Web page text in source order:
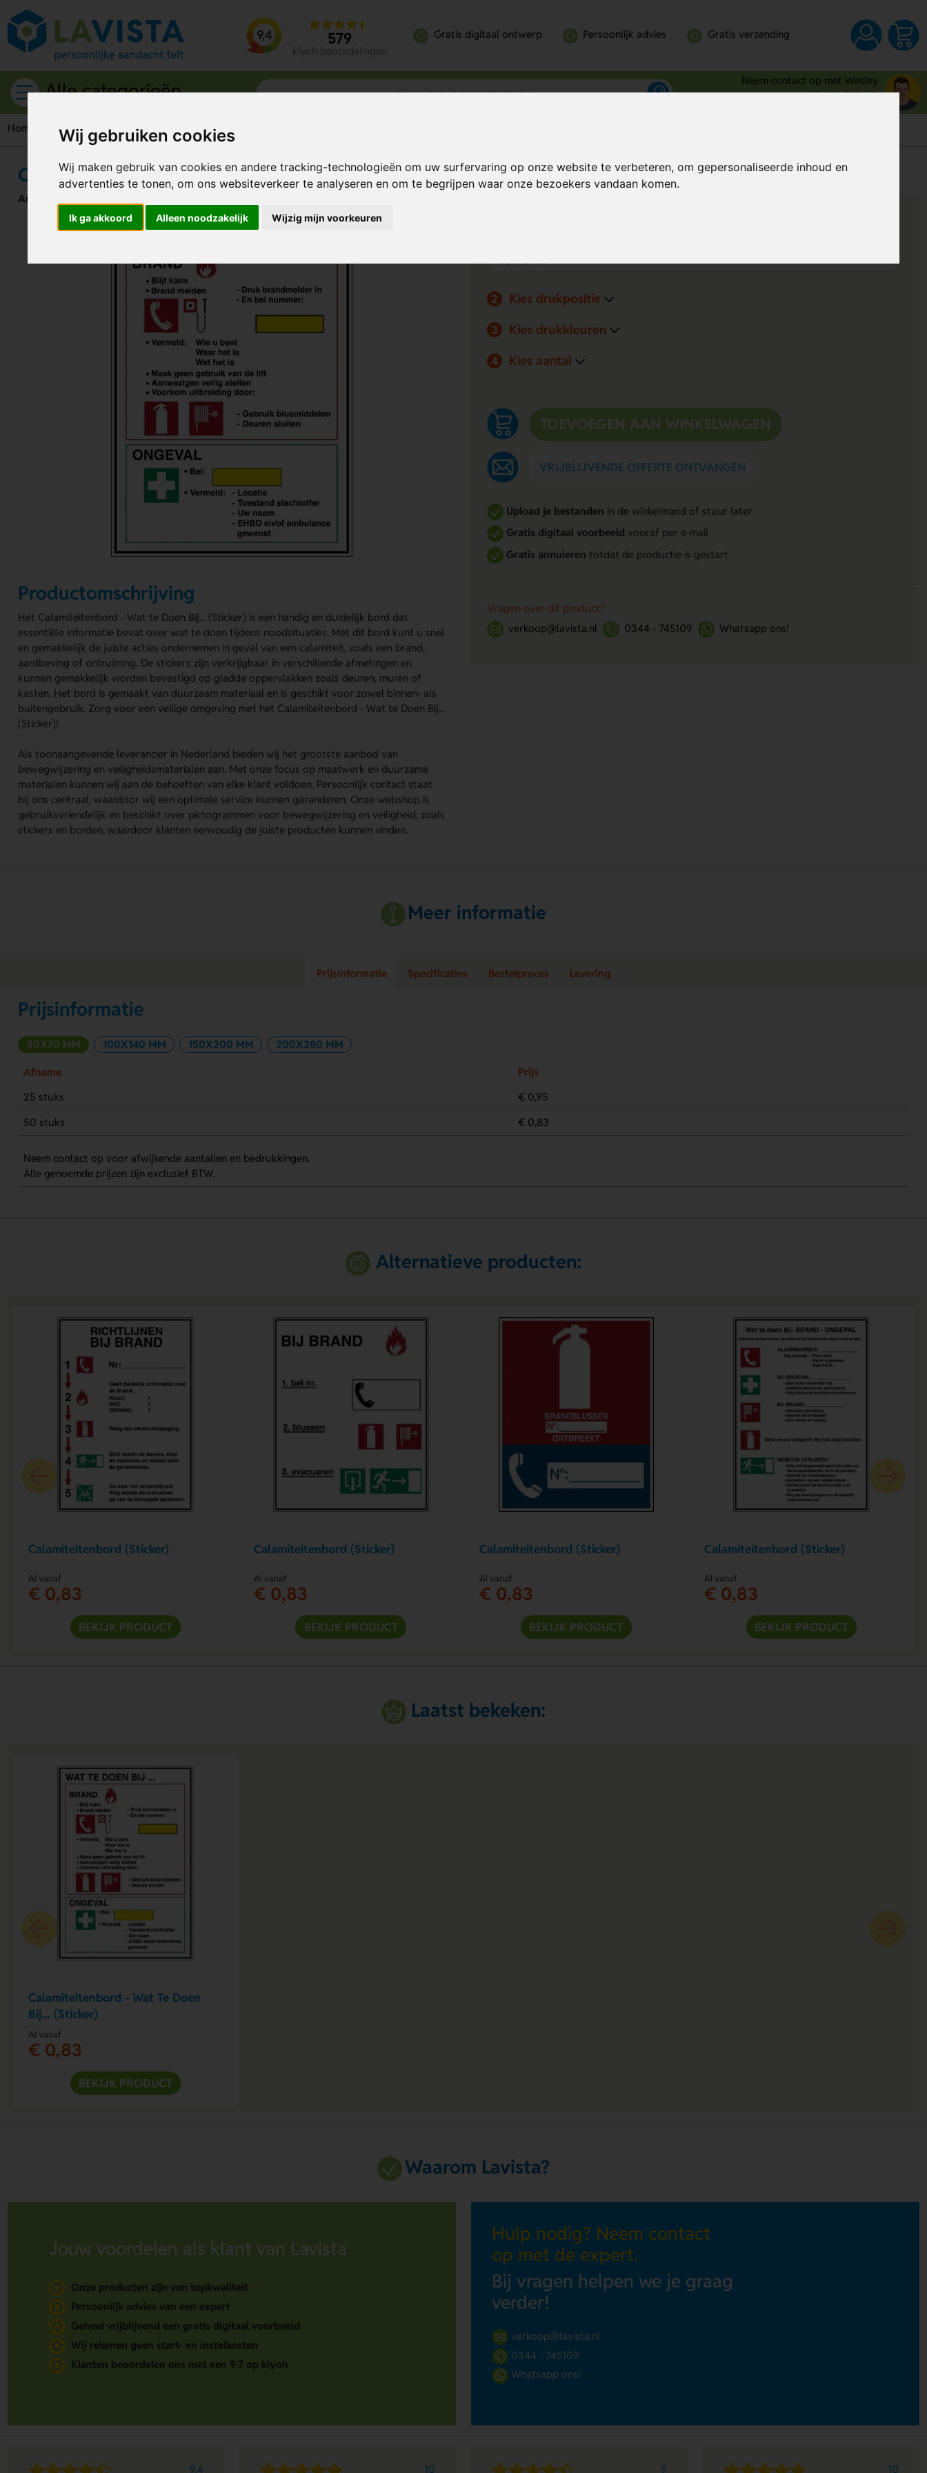
Wij gebruiken cookies
Wij maken gebruik van cookies en andere tracking-technologieën om uw surfervaring op onze website te verbeteren, om gepersonaliseerde inhoud en
advertenties te tonen, om ons websiteverkeer te analyseren en om te begrijpen waar onze bezoekers vandaan komen.
Ik ga akkoord Alleen noodzakelijk Wijzig mijn voorkeuren
9,4 579
kiyoh beoordelingen
Gratis digitaal ontwerp Persoonlijk advies Gratis verzending
Alle categorieën
Neem contact op met Wesley
0344 - 745109
Home Calamiteitenborden Calamiteitenbord - Wat Te Doen Bij... (Sticker)
Calamiteitenbord - Wat Te Doen Bij... (Sticker)
Artikelnummer:
Productomschrijving
Het Calamiteitenbord - Wat te Doen Bij... (Sticker) is een handig en duidelijk bord dat
essentiële informatie bevat over wat te doen tijdens noodsituaties. Met dit bord kunt u snel
en gemakkelijk de juiste acties ondernemen in geval van een calamiteit, zoals een brand,
aardbeving of ontruiming. De stickers zijn verkrijgbaar in verschillende afmetingen en
kunnen gemakkelijk worden bevestigd op gladde oppervlakken zoals deuren, muren of
kasten. Het bord is gemaakt van duurzaam materiaal en is geschikt voor zowel binnen- als
buitengebruik. Zorg voor een veilige omgeving met het Calamiteitenbord - Wat te Doen Bij...
(Sticker)!
Als toonaangevende leverancier in Nederland bieden wij het grootste aanbod van
bewegwijzering en veiligheidsmaterialen aan. Met onze focus op maatwerk en duurzame
materialen kunnen wij aan de behoeften van elke klant voldoen. Persoonlijk contact staat
bij ons centraal, waardoor wij een optimale service kunnen garanderen. Onze webshop is
gebruiksvriendelijk en beschikt over pictogrammen voor bewegwijzering en veiligheid, zoals
stickers en borden, waardoor klanten eenvoudig de juiste producten kunnen vinden.
Bereken mijn prijs Al vanaf€ 0,83 (Excl. BTW)
2 Kies drukpositie
3 Kies drukkleuren
4 Kies aantal
TOEVOEGEN AAN WINKELWAGEN
VRIJBLIJVENDE OFFERTE ONTVANGEN
Upload je bestanden in de winkelmand of stuur later
Gratis digitaal voorbeeld vooraf per e-mail
Gratis annuleren totdat de productie is gestart
Vragen over dit product?
verkoop@lavista.nl
0344 - 745109 Whatsapp ons!
Meer informatie
Prijsinformatie Specificaties Bestelproces Levering
Prijsinformatie
50X70 MM 100X140 MM 150X200 MM 200X280 MM
Afname
Prijs
25 stuks
€ 0,95
50 stuks
€ 0,83
Neem contact op voor afwijkende aantallen en bedrukkingen.
Alle genoemde prijzen zijn exclusief BTW.
Alternatieve producten:
Calamiteitenbord (Sticker)
Al vanaf
€ 0,83
BEKIJK PRODUCT
Calamiteitenbord (Sticker)
Al vanaf
€ 0,83
BEKIJK PRODUCT
Calamiteitenbord (Sticker)
Al vanaf
€ 0,83
BEKIJK PRODUCT
Calamiteitenbord (Sticker)
Al vanaf
€ 0,83
BEKIJK PRODUCT
Laatst bekeken:
Calamiteitenbord - Wat Te Doen
Bij... (Sticker)
Al vanaf
€ 0,83
BEKIJK PRODUCT
Waarom Lavista?
Jouw voordelen als klant van Lavista
Onze producten zijn van topkwaliteit
Persoonlijk advies van een expert
Geheel vrijblijvend een gratis digitaal voorbeeld
Wij rekenen geen start- en instelkosten
Klanten beoordelen ons met een 9.7 op kiyoh
Hulp nodig? Neem contact
op met de expert.
Bij vragen helpen we je graag
verder!
verkoop@lavista.nl
0344 - 745109
Whatsapp ons!
9.4 10 9 10